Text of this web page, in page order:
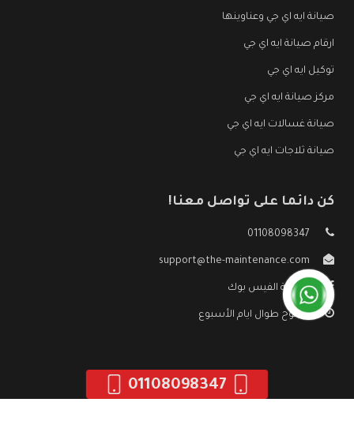
صيانة ايه اي جي وعناوينها
ارقام صيانة ايه اي جي
توكيل ايه اي جي
مركز صيانة ايه اي جي
صيانة غسالات ايه اي جي
صيانة ثلاجات ايه اي جي
كن دائما على تواصل معنا!
01108098347
support@the-maintenance.com
صفحة الفيس بوك
مفتوح طوال ايام الأسبوع
01108098347